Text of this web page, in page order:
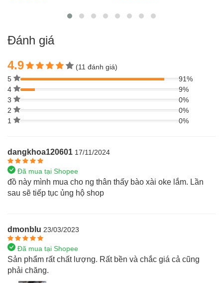
Đánh giá
4.9
(11 đánh giá)
5
91%
4
9%
3
0%
2
0%
1
0%
dangkhoa120601 17/11/2024
Đã mua tại Shopee
đồ này mình mua cho ng thân thấy bào xài oke lắm. Lần
sau sẽ tiếp tục ủng hộ shop
dmonblu 23/03/2023
Đã mua tại Shopee
Sản phẩm rất chất lượng. Rất bền và chắc giá cả cũng
phải chăng.